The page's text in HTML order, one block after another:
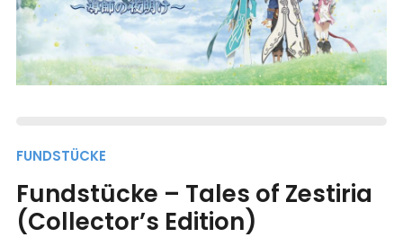
FUNDSTÜCKE
Fundstücke – Tales of Zestiria
(Collector’s Edition)